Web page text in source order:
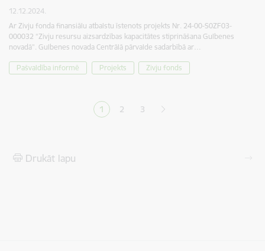
12.12.2024.
Ar Zivju fonda finansiālu atbalstu īstenots projekts Nr. 24-00-S0ZF03-
000032 “Zivju resursu aizsardzības kapacitātes stiprināšana Gulbenes
novadā”. Gulbenes novada Centrālā pārvalde sadarbībā ar…
Pašvaldība informē Projekts Zivju fonds
Pašreizējā lapa
1 Lapa
2 Lapa
3
Drukāt lapu